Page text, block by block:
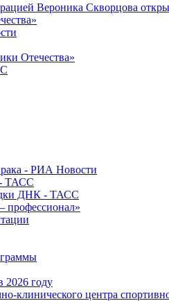
Вероника Скворцова
Отечества»
рака - РИА Новости
- ТАСС
ДНК - ТАСС
профессионал»
2026 году
клинического центра